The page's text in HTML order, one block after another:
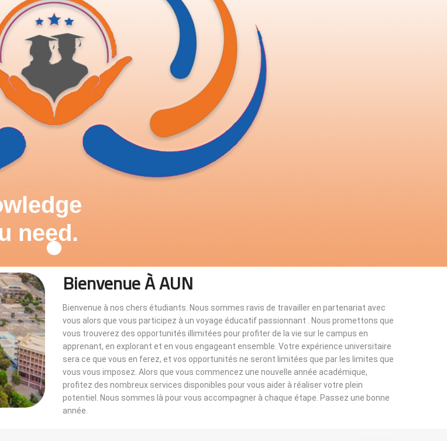
need.
Bienvenue À AUN
Bienvenue à nos chers étudiants. Nous sommes ravis de travailler en partenariat avec
vous alors que vous participez à un voyage éducatif passionnant . Nous promettons que
vous trouverez des opportunités illimitées pour profiter de la vie sur le campus en
apprenant, en explorant et en vous engageant ensemble. Votre expérience universitaire
sera ce que vous en ferez, et vos opportunités ne seront limitées que par les limites que
vous vous imposez. Alors que vous commencez une nouvelle année académique,
profitez des nombreux services disponibles pour vous aider à réaliser votre plein
potentiel. Nous sommes là pour vous accompagner à chaque étape. Passez une bonne
année.